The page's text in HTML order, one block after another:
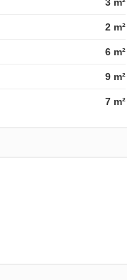
2 m²
6 m²
9 m²
7 m²